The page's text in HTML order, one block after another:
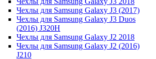
Чехлы для Samsung Galaxy J3 (2017)
Чехлы для Samsung Galaxy J3 Duos
(2016) J320H
Чехлы для Samsung Galaxy J2 2018
Чехлы для Samsung Galaxy J2 (2016)
J210